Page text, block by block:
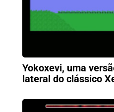
Yokoxevi, uma
lateral do clássico